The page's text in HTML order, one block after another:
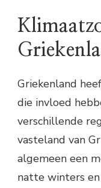
Griekenland
die invloed
verschillende
vasteland van
algemeen een
natte winters